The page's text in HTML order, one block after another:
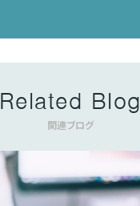
Related Blog
関連ブログ